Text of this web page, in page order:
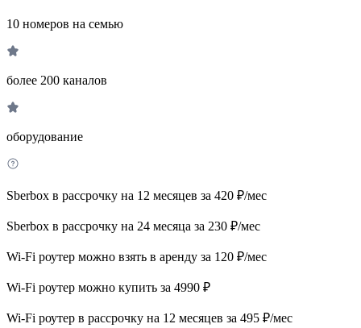
10 номеров на семью
более 200 каналов
оборудование
Sberbox в рассрочку на 12 месяцев за 420 ₽/мес
Sberbox в рассрочку на 24 месяца за 230 ₽/мес
Wi-Fi роутер можно взять в аренду за 120 ₽/мес
Wi-Fi роутер можно купить за 4990 ₽
Wi-Fi роутер в рассрочку на 12 месяцев за 495 ₽/мес